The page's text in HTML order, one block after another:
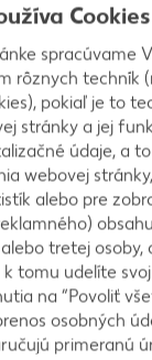
Cookies
spracúvame
rôznych techník
pokiaľ je to
stránky a jej
údaje, a
webovej
alebo pre
obsahu
tretej osoby,
tomu udelíte
na “Povoliť
osobných
primeranú